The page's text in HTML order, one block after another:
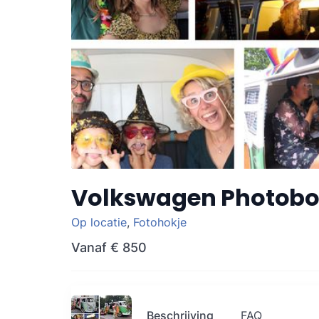
Volkswagen
Op locatie, Fotohokje
Vanaf € 850
Beschrijving FAQ